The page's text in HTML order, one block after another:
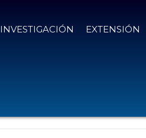
INVESTIGACIÓN EXTENSIÓN